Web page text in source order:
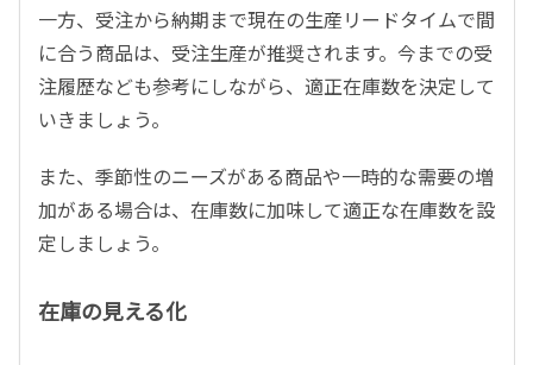
一方、受注から納期まで現在の生産リードタイムで間
に合う商品は、受注生産が推奨されます。今までの受
注履歴なども参考にしながら、適正在庫数を決定して
いきましょう。
また、季節性のニーズがある商品や一時的な需要の増
加がある場合は、在庫数に加味して適正な在庫数を設
定しましょう。
在庫の見える化